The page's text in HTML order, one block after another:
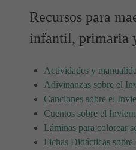
Recursos para
infantil, primaria
Actividades y
Adivinanzas sobre el
Canciones sobre el
Cuentos sobre el
Láminas para colorear
Fichas Didácticas